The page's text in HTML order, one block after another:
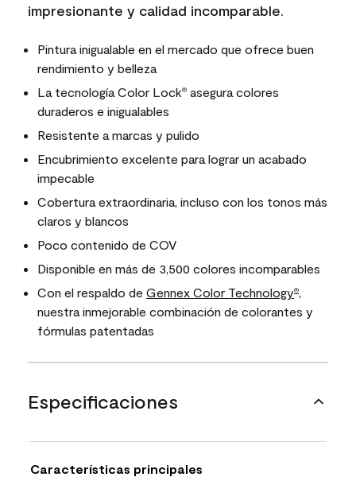
impresionante y calidad incomparable.
Pintura inigualable en el mercado que ofrece buen
rendimiento y belleza
La tecnología Color Lock® asegura colores
duraderos e inigualables
Resistente a marcas y pulido
Encubrimiento excelente para lograr un acabado
impecable
Cobertura extraordinaria, incluso con los tonos más
claros y blancos
Poco contenido de COV
Disponible en más de 3,500 colores incomparables
Con el respaldo de Gennex Color Technology®,
nuestra inmejorable combinación de colorantes y
fórmulas patentadas
Especificaciones
Características principales